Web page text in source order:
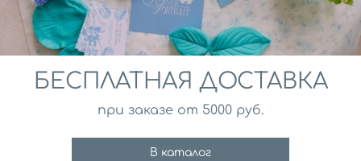
пластичного шоколада и других материалов
со схожими свойствами.
различного размера которые подходят к
вайнеру из набора смородина лист средний
и дополняют его.
Можно заказывать набором и поштучно. Вся
БЕСПЛАТНАЯ ДОСТАВКА
при заказе от 5000 руб.
В каталог